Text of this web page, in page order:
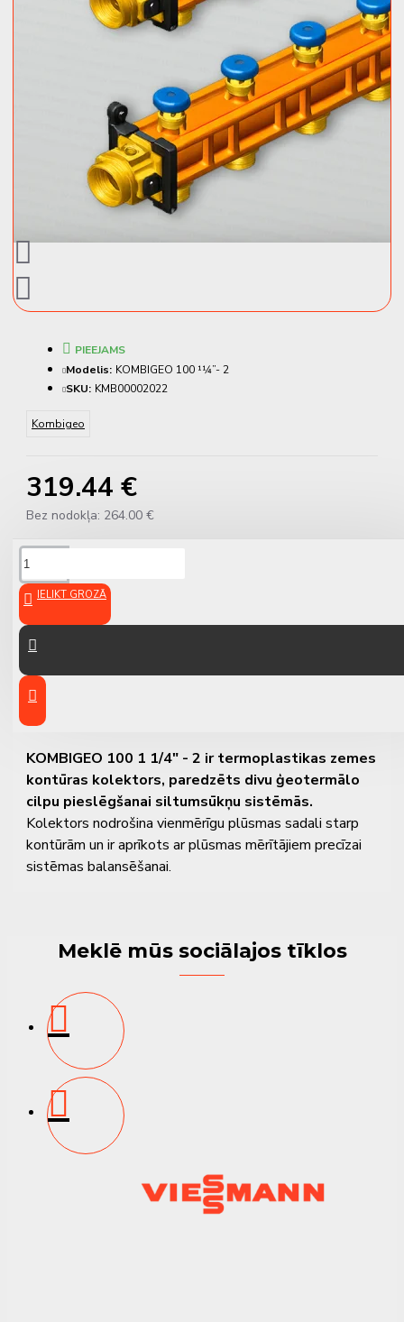
319.44 €
Bez nodokļa: 264.00 €
PIEEJAMS
Modelis: KOMBIGEO 100 11⁄4”- 2
SKU: KMB00002022
Kombigeo
IELIKT GROZĀ
Zemes kontūras kolektors
KOMBIGEO 100 1 1/4" - 2
cilpām, savienojums G 1 1/4"
KOMBIGEO 100 1 1/4" - 2 ir termoplastikas zemes
kontūras kolektors, paredzēts divu ģeotermālo
cilpu pieslēgšanai siltumsūkņu sistēmās.
Kolektors nodrošina vienmērīgu plūsmas sadali starp
kontūrām un ir aprīkots ar plūsmas mērītājiem precīzai
sistēmas balansēšanai.
priekšrocības
Paredzēts 2 zemes kontūrām (cilpām)
kompakts risinājums mazākām ģeotermālām sistēmām
✔
Savienojums G 1 1/4"
galvenajai maģistrālei
Plūsmas mērītāji 7-32 l/min
kontūras regulēšana un balansēšana
✔
KFE ventiļi 1/2"
atgaisošana
Iekļauti sienas kronšteini
Izturīga termoplastikas konstrukcija- noturība
pret koroziju un ilgs kalpošanas laiks
Meklē mūs sociālajos tīklos